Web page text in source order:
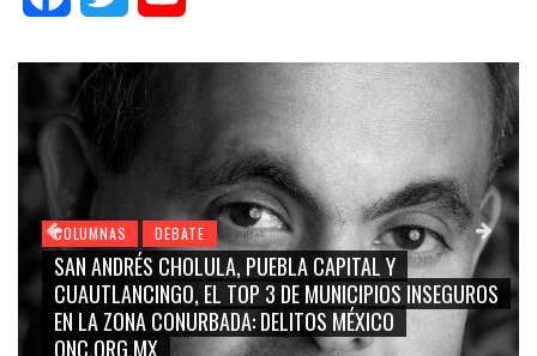
COLUMNAS DEBATE
GRACE PALOMARES, NAY SALVATORI, SERGIO MAYER,
CARMEN SALINAS “LA CORCHOLATA”, CUAUHTÉMOC
BLANCO, SILVIA PINAL: LA TRIVIALIZACIÓN Y
RIDICULIZACIÓN DE LA REPRESENTACIÓN CIUDADANA